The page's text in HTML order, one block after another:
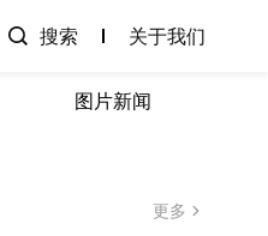
搜索 关于我们
图片新闻
更多